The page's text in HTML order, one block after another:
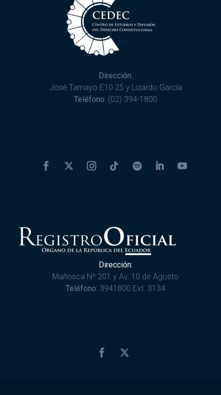
Dirección:
José Tamayo E10 25 y Lizardo García
Teléfono: (02) 394-1800
Dirección:
Mañosca Nº 201 y Av. 10 de Agosto
Teléfono: 3941800 Ext. 3134